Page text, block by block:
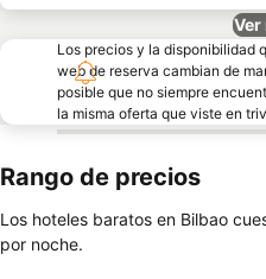
Ver
Los precios y la disponibilidad
web de reserva cambian de
posible que no siempre
la misma oferta que viste en
Rango de precios
Los hoteles baratos en Bilbao
por noche.